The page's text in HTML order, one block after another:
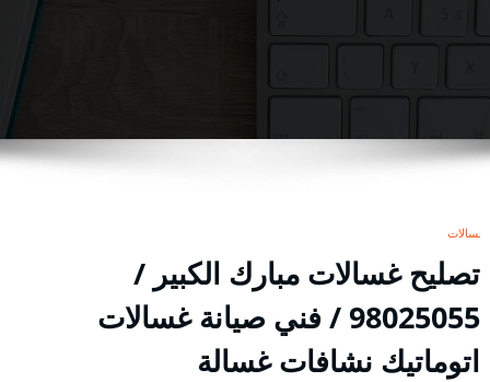
غسالات
تصليح غسالات مبارك الكبير /
98025055 / فني صيانة غسالات
اتوماتيك نشافات غسالة